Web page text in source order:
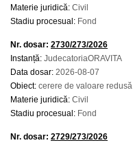
Materie juridică: Civil
Stadiu procesual: Fond
Nr. dosar: 2730/273/2026
Instanță: JudecatoriaORAVITA
Data dosar: 2026-08-07
Obiect: cerere de valoare redusă
Materie juridică: Civil
Stadiu procesual: Fond
Nr. dosar: 2729/273/2026